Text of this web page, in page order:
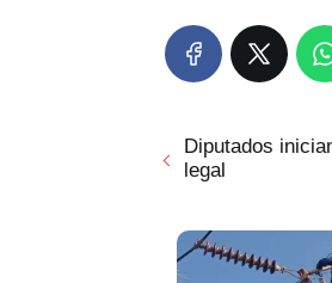
Diputados
legal